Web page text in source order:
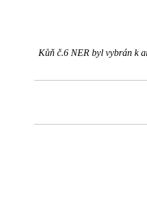
Kůň č.6 NER byl vybrán k